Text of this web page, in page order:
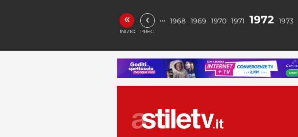
«
INIZIO
‹
PREC.
… 1968 1969 1970 1971 1972 1973